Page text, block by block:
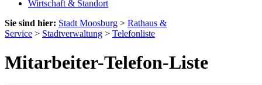
Wirtschaft & Standort
Sie sind hier: Stadt Moosburg > Rathaus &
Service > Stadtverwaltung > Telefonliste
Mitarbeiter-Telefon-Liste